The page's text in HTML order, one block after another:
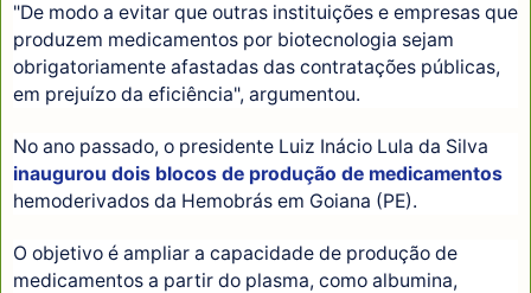
"De modo a evitar que outras instituições e empresas que
produzem medicamentos por biotecnologia sejam
obrigatoriamente afastadas das contratações públicas,
em prejuízo da eficiência", argumentou.
No ano passado, o presidente Luiz Inácio Lula da Silva
inaugurou dois blocos de produção de medicamentos
hemoderivados da Hemobrás em Goiana (PE).
O objetivo é ampliar a capacidade de produção de
medicamentos a partir do plasma, como albumina,